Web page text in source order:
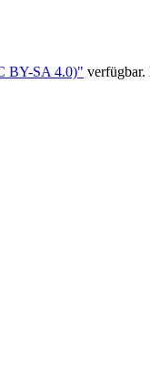
BY-SA 4.0)" verfügbar.